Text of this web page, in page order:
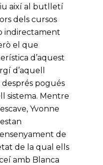
així al butlletí
dels cursos
indirectament
el que
d’aquest
d’aquell
pogués
sistema. Mentre
Yvonne
de
de la qual ells
amb Blanca